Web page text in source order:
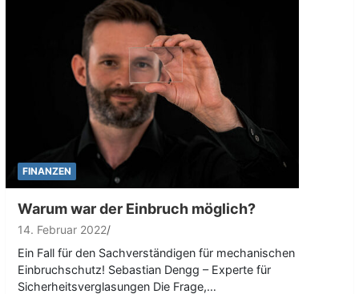
FINANZEN
Warum war der Einbruch möglich?
14. Februar 2022
Ein Fall für den Sachverständigen für mechanischen
Einbruchschutz! Sebastian Dengg – Experte für
Sicherheitsverglasungen Die Frage,…